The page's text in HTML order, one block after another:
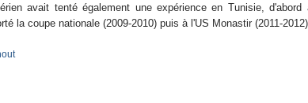
avait tenté également une expérience en Tunisie,
la coupe nationale (2009-2010) puis à l'US Monastir (2011-